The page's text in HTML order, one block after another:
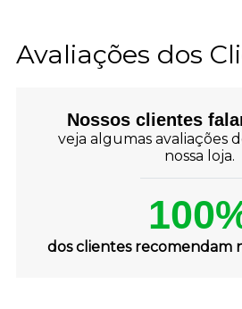
Avaliações dos
Nossos clientes
veja algumas avaliações
nossa loja.
dos clientes recomendam